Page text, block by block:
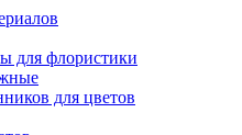
для флористики
для цветов